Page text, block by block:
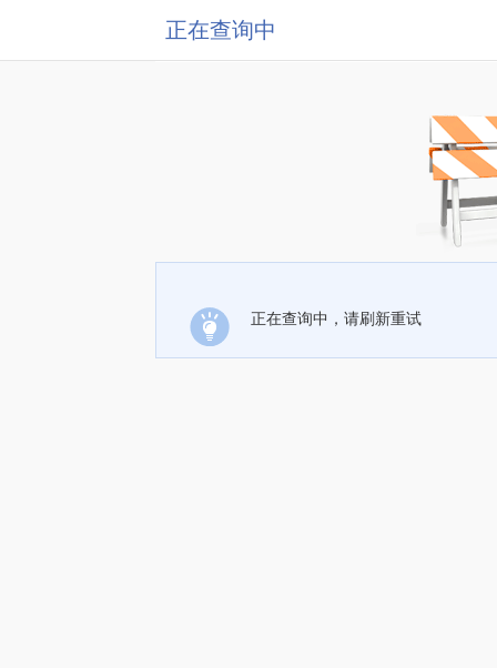
正在查询中
正在查询中，请刷新重试